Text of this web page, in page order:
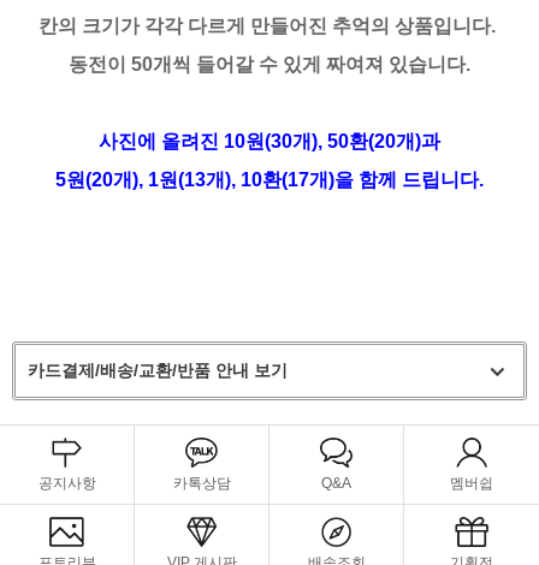
칸의 크기가 각각 다르게 만들어진 추억의 상품입니다.
동전이 50개씩 들어갈 수 있게 짜여져 있습니다.
사진에 올려진 10원(30개), 50환(20개)과
5원(20개), 1원(13개), 10환(17개)을 함께 드립니다.
카드결제/배송/교환/반품 안내 보기
공지사항 카톡상담 Q&A 멤버쉽